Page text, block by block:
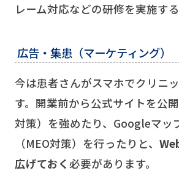
レーム対応などの研修を実施する
広告・集患（マーケティング）
今は患者さんがスマホでクリニ
す。開業前から公式サイトを公
対策）を強めたり、Googleマッ
（MEO対策）を行ったりと、
広げておく 必要があります。